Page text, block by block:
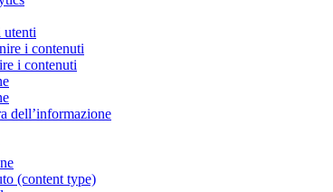
utenti
i contenuti
i contenuti
dell’informazione
(content type)